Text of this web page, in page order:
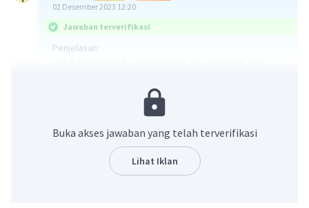
02 Desember 2023 12:20
Jawaban terverifikasi
Penjelasan:
dan air panas dicampur, energi yang hilang dari air panas
akan digunakan untuk memanaskan es hingga mencapai
Langkah-langkah untuk mencari suhu campuran adalah
sebagai berikut:
1. Hitung energi yang hilang dari air panas saat mencapai
Buka akses jawaban yang telah terverifikasi
Lihat Iklan